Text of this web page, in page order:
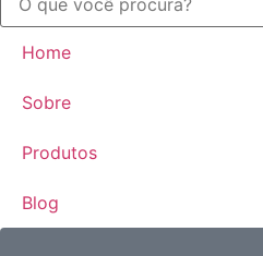
Home
Sobre
Produtos
Blog